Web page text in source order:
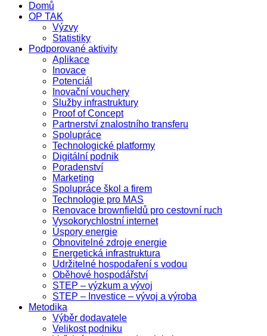
Domů
OP TAK
Výzvy
Statistiky
Podporované aktivity
Aplikace
Inovace
Potenciál
Inovační vouchery
Služby infrastruktury
Proof of Concept
Partnerství znalostního transferu
Spolupráce
Technologické platformy
Digitální podnik
Poradenství
Marketing
Spolupráce škol a firem
Technologie pro MAS
Renovace brownfieldů pro cestovní ruch
Vysokorychlostní internet
Úspory energie
Obnovitelné zdroje energie
Energetická infrastruktura
Udržitelné hospodaření s vodou
Oběhové hospodářství
STEP – výzkum a vývoj
STEP – Investice – vývoj a výroba
Metodika
Výběr dodavatele
Velikost podniku